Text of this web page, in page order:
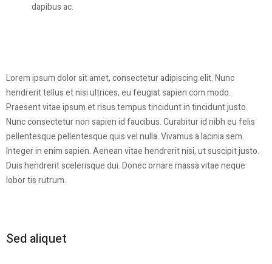
dapibus ac.
Lorem ipsum dolor sit amet, consectetur adipiscing elit. Nunc
hendrerit tellus et nisi ultrices, eu feugiat sapien com modo.
Praesent vitae ipsum et risus tempus tincidunt in tincidunt justo.
Nunc consectetur non sapien id faucibus. Curabitur id nibh eu felis
pellentesque pellentesque quis vel nulla. Vivamus a lacinia sem.
Integer in enim sapien. Aenean vitae hendrerit nisi, ut suscipit justo.
Duis hendrerit scelerisque dui. Donec ornare massa vitae neque
lobor tis rutrum.
Sed aliquet